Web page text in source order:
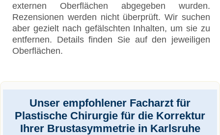
externen Oberflächen abgegeben wurden.
Rezensionen werden nicht überprüft. Wir suchen
aber gezielt nach gefälschten Inhalten, um sie zu
entfernen. Details finden Sie auf den jeweiligen
Oberflächen.
Unser empfohlener Facharzt für
Plastische Chirurgie für die Korrektur
Ihrer Brustasymmetrie in Karlsruhe